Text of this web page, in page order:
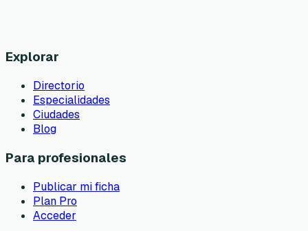
Explorar
Directorio
Especialidades
Ciudades
Blog
Para profesionales
Publicar mi ficha
Plan Pro
Acceder